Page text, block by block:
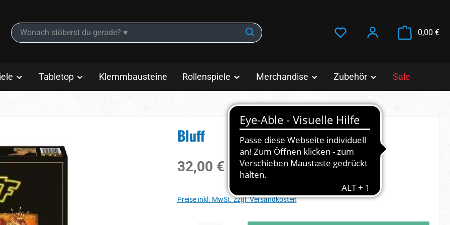
0,00 €
Tabletop Klemmbausteine Rollenspiele Merchandise Zubehör Sale
Bluff
Regulärer Preis:
32,00 €
Preise inkl. MwSt. zzgl. Versandkosten